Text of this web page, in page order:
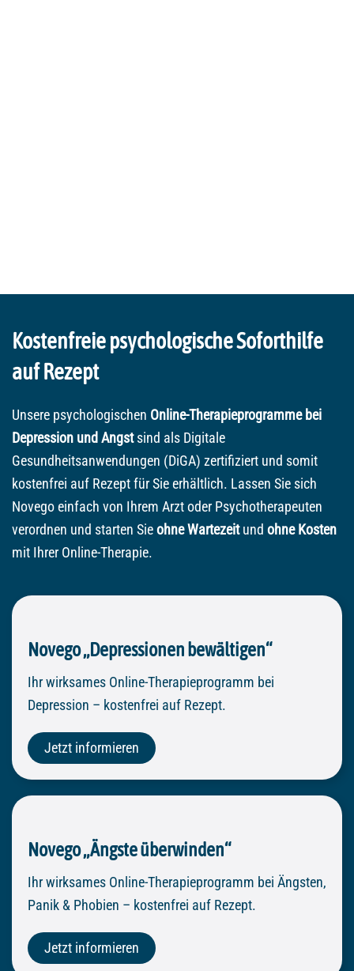
Kostenfreie psychologische Soforthilfe
auf Rezept
Unsere psychologischen Online-Therapieprogramme bei
Depression und Angstsind als Digitale
Gesundheitsanwendungen (DiGA) zertifiziert und somit
kostenfrei auf Rezept für Sie erhältlich. Lassen Sie sich
Novego einfach von Ihrem Arzt oder Psychotherapeuten
verordnen und starten Sieohne Wartezeitund ohne Kosten
mit Ihrer Online-Therapie.
Novego „Depressionen bewältigen“
Ihr wirksames Online-Therapieprogramm bei
Depression – kostenfrei auf Rezept.
Jetzt informieren
Novego „Ängste überwinden“
Ihr wirksames Online-Therapieprogramm bei Ängsten,
Panik & Phobien – kostenfrei auf Rezept.
Jetzt informieren